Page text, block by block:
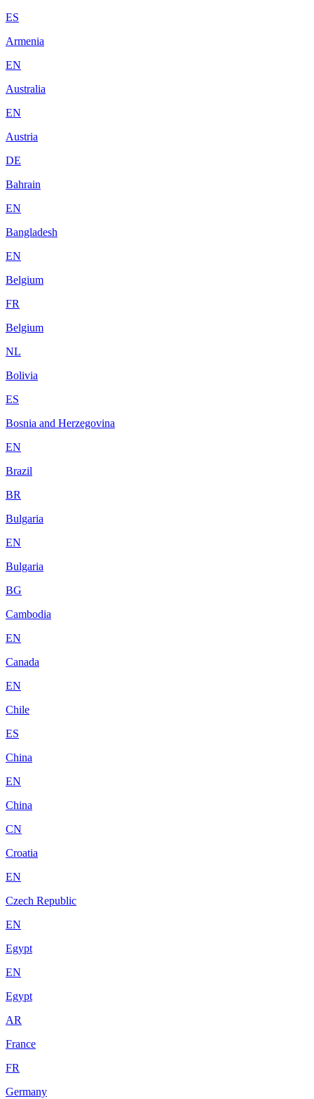
ES
Armenia
EN
Australia
EN
Austria
DE
Bahrain
EN
Bangladesh
EN
Belgium
FR
Belgium
NL
Bolivia
ES
Bosnia and Herzegovina
EN
Brazil
BR
Bulgaria
EN
Bulgaria
BG
Cambodia
EN
Canada
EN
Chile
ES
China
EN
China
CN
Croatia
EN
Czech Republic
EN
Egypt
EN
Egypt
AR
France
FR
Germany